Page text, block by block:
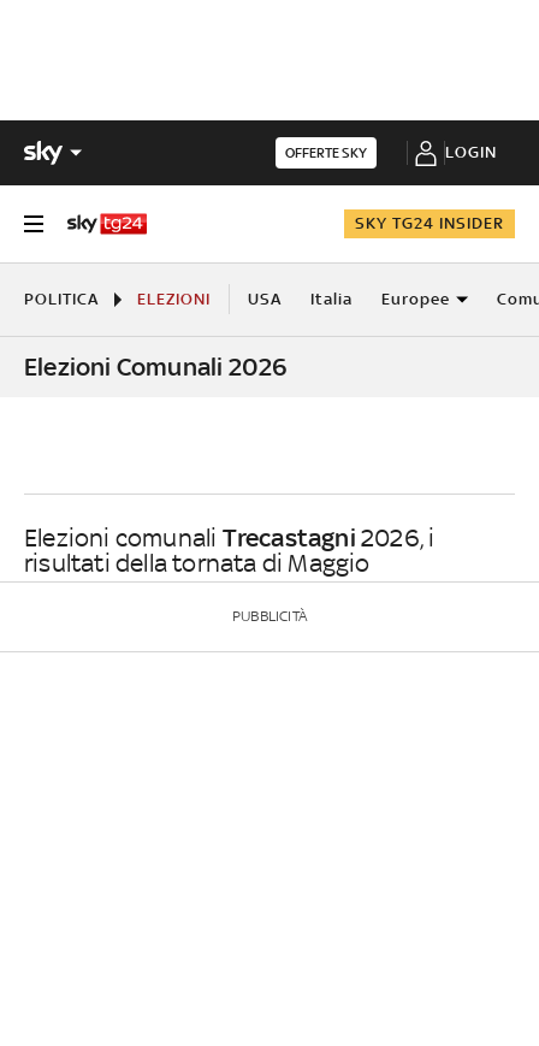
OFFERTE SKY LOGIN
SKY TG24 INSIDER
POLITICA ELEZIONI USA Italia Europee
Elezioni Comunali 2026
Elezioni comunali Trecastagni 2026, i
risultati della tornata di Maggio
PUBBLICITÀ